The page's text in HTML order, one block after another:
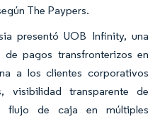
The Paypers.
presentó UOB Infinity, una
pagos transfronterizos en
a los clientes corporativos
visibilidad transparente de
flujo de caja en múltiples